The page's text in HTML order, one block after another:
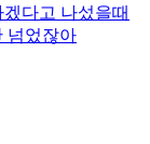
다고 나섰을때
넘었잖아